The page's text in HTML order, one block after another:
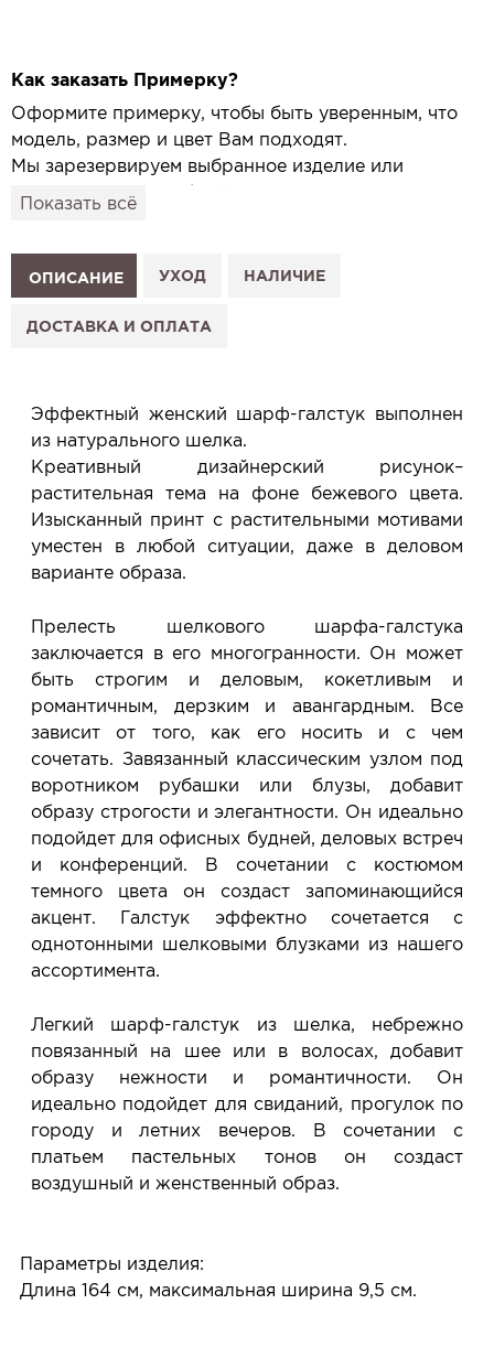
Как заказать Примерку?
Оформите примерку, чтобы быть уверенным, что
модель, размер и цвет Вам подходят.
Мы зарезервируем выбранное изделие или
привезём его в удобный для вас салон и
1. Выберите изделие на сайте.
2. Нажмите «Заказать примерку» и выберите салон.
3. Заполните форму и отправьте заявку.
Услуга бесплатная и ни к чему не обязывает: Вы
примеряете в салоне и уже на месте решаете,
покупать или нет.
Планируйте визит в удобное для Вас время -
резерв действует 5 дней.
Показать всё
ОПИСАНИЕ УХОД НАЛИЧИЕ
ДОСТАВКА И ОПЛАТА
Эффектный женский шарф-галстук выполнен
из натурального шелка.
Креативный дизайнерский рисунок–
растительная тема на фоне бежевого цвета.
Изысканный принт с растительными мотивами
уместен в любой ситуации, даже в деловом
варианте образа.
Прелесть шелкового шарфа-галстука
заключается в его многогранности. Он может
быть строгим и деловым, кокетливым и
романтичным, дерзким и авангардным. Все
зависит от того, как его носить и с чем
сочетать. Завязанный классическим узлом под
воротником рубашки или блузы, добавит
образу строгости и элегантности. Он идеально
подойдет для офисных будней, деловых встреч
и конференций. В сочетании с костюмом
темного цвета он создаст запоминающийся
акцент. Галстук эффектно сочетается с
однотонными шелковыми блузками из нашего
ассортимента.
Легкий шарф-галстук из шелка, небрежно
повязанный на шее или в волосах, добавит
образу нежности и романтичности. Он
идеально подойдет для свиданий, прогулок по
городу и летних вечеров. В сочетании с
платьем пастельных тонов он создаст
воздушный и женственный образ.
Параметры изделия:
Длина 164 см, максимальная ширина 9,5 см.